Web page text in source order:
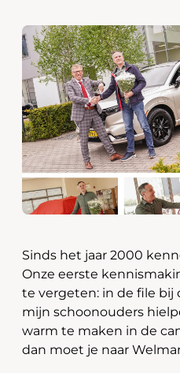
Over ons
Webshop
Contact
Sinds het jaar 2000
Onze eerste
te vergeten: in de file bij
mijn schoonouders
warm te maken in de
dan moet je naar